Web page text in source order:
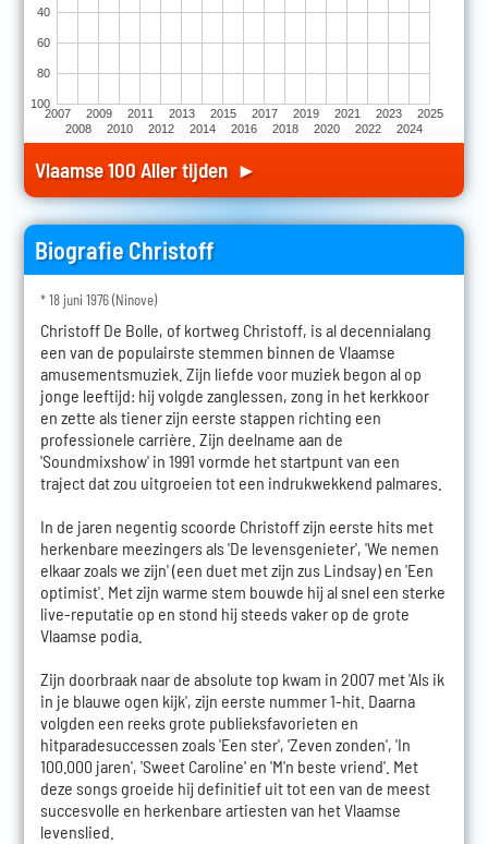
2007
2008
2009
2010
2011
2012
2013
2014
2015
2016
2017
2018
2019
2020
2021
2022
2023
2024
2025
40
60
80
100
Vlaamse 100 Aller tijden ►
Biografie Christoff
* 18 juni 1976 (Ninove)
Christoff De Bolle, of kortweg Christoff, is al decennialang
een van de populairste stemmen binnen de Vlaamse
amusementsmuziek. Zijn liefde voor muziek begon al op
jonge leeftijd: hij volgde zanglessen, zong in het kerkkoor
en zette als tiener zijn eerste stappen richting een
professionele carrière. Zijn deelname aan de
'Soundmixshow' in 1991 vormde het startpunt van een
traject dat zou uitgroeien tot een indrukwekkend palmares.
In de jaren negentig scoorde Christoff zijn eerste hits met
herkenbare meezingers als 'De levensgenieter', 'We nemen
elkaar zoals we zijn' (een duet met zijn zus Lindsay) en 'Een
optimist'. Met zijn warme stem bouwde hij al snel een sterke
live-reputatie op en stond hij steeds vaker op de grote
Vlaamse podia.
Zijn doorbraak naar de absolute top kwam in 2007 met 'Als ik
in je blauwe ogen kijk', zijn eerste nummer 1-hit. Daarna
volgden een reeks grote publieksfavorieten en
hitparadesuccessen zoals 'Een ster', 'Zeven zonden', 'In
100.000 jaren', 'Sweet Caroline' en 'M'n beste vriend'. Met
deze songs groeide hij definitief uit tot een van de meest
succesvolle en herkenbare artiesten van het Vlaamse
levenslied.